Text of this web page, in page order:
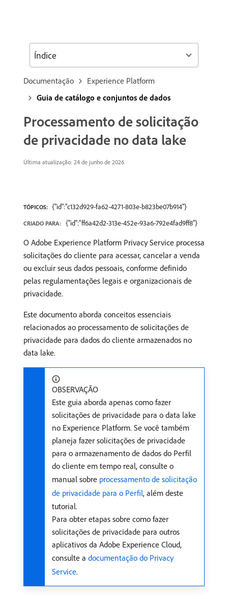
Documentação
Experience Platform
Guia de catálogo e conjuntos de dados
Processamento de solicitação
de privacidade no data lake
Última atualização: 24 de junho de 2026
TÓPICOS: {"id":"c132d929-fa62-4271-803e-b823be07b914"}
CRIADO PARA: {"id":"ff6a42d2-313e-452e-93a6-792e4fad9ff8"}
O Adobe Experience Platform Privacy Service processa
solicitações do cliente para acessar, cancelar a venda
ou excluir seus dados pessoais, conforme definido
pelas regulamentações legais e organizacionais de
privacidade.
Este documento aborda conceitos essenciais
relacionados ao processamento de solicitações de
privacidade para dados do cliente armazenados no
data lake.
OBSERVAÇÃO
Este guia aborda apenas como fazer
solicitações de privacidade para o data lake
no Experience Platform. Se você também
planeja fazer solicitações de privacidade
para o armazenamento de dados do Perfil
do cliente em tempo real, consulte o
manual sobre processamento de solicitação
de privacidade para o Perfil, além deste
tutorial.
Para obter etapas sobre como fazer
solicitações de privacidade para outros
aplicativos da Adobe Experience Cloud,
consulte a documentação do Privacy
Service.
Índice